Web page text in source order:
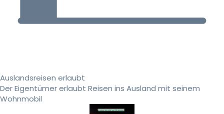
Auslandsreisen erlaubt
Der Eigentümer erlaubt Reisen ins Ausland mit seinem
Wohnmobil